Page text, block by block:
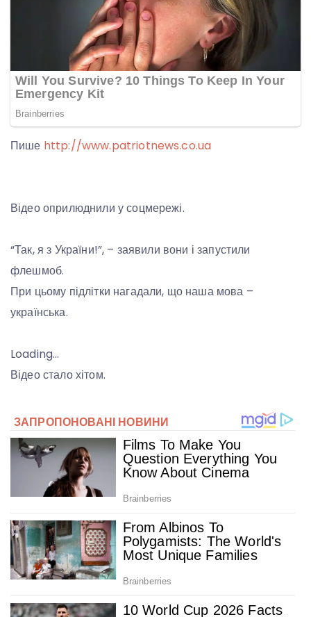
Пише http://www.patriotnews.co.ua
Відео оприлюднили у соцмережі.
“Так, я з України!”, – заявили вони і запустили
флешмоб.
При цьому підлітки нагадали, що наша мова –
українська.
Loading…
Відео стало хітом.